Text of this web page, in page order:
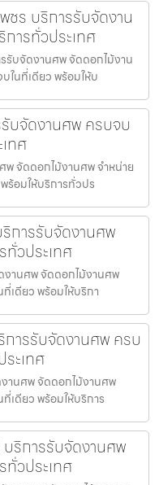
ชร บริการรับจัดงาน
ารทั่วประเทศ
รับจัดงานศพ จัดดอกไม้งาน
ในที่เดียว พร้อมให้บ
บจัดงานศพ ครบจบ
ทศ
พ จัดดอกไม้งานศพ จำหน่าย
ร้อมให้บริการทั่วปร
การรับจัดงานศพ
ทั่วประเทศ
งานศพ จัดดอกไม้งานศพ
เดียว พร้อมให้บริกา
การรับจัดงานศพ ครบ
ะเทศ
านศพ จัดดอกไม้งานศพ
เดียว พร้อมให้บริการ
บริการรับจัดงานศพ
ทั่วประเทศ